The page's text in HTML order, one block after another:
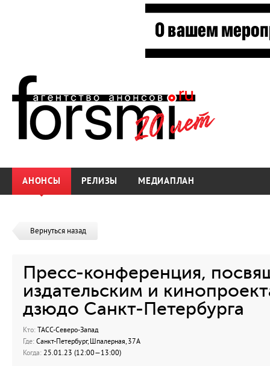
АНОНСЫ РЕЛИЗЫ МЕДИАПЛАН
Вернуться назад
Пресс-конференция,
издательским и
дзюдо Санкт-Петербурга
Кто: ТАСС-Северо-Запад
Где: Санкт-Петербург, Шпалерная, 37А
Когда: 25.01.23 (12:00—13:00)